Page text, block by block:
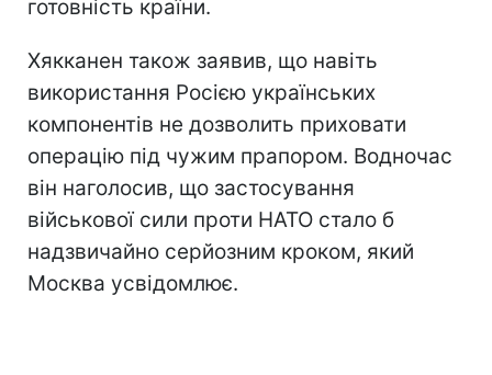
готовність країни.
Хякканен також заявив, що навіть
використання Росією українських
компонентів не дозволить приховати
операцію під чужим прапором. Водночас
він наголосив, що застосування
військової сили проти НАТО стало б
надзвичайно серйозним кроком, який
Москва усвідомлює.